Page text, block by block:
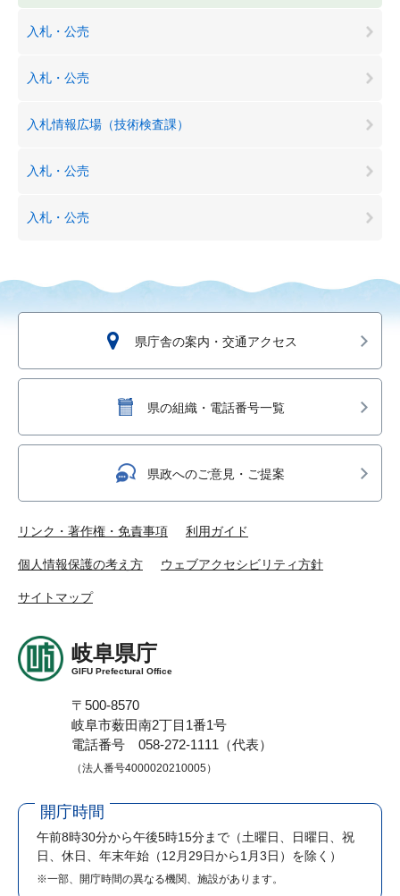
入札・公売
入札・公売
入札情報広場（技術検査課）
入札・公売
入札・公売
県庁舎の案内・交通アクセス
県の組織・電話番号一覧
県政へのご意見・ご提案
リンク・著作権・免責事項 利用ガイド
個人情報保護の考え方 ウェブアクセシビリティ方針
サイトマップ
岐阜県庁
GIFU Prefectural Office
〒500-8570
岐阜市薮田南2丁目1番1号
電話番号 058-272-1111（代表）
（法人番号4000020210005）
開庁時間
午前8時30分から午後5時15分まで （土曜日、日曜日、祝
日、休日、年末年始（12月29日から1月3日）を除く）
※一部、開庁時間の異なる機関、施設があります。